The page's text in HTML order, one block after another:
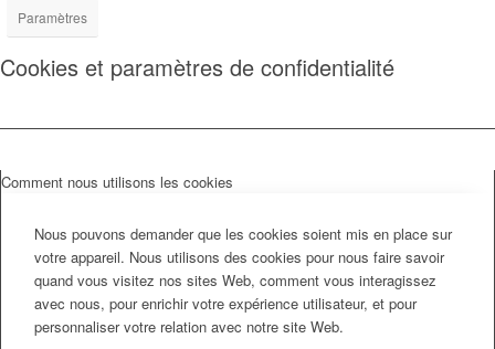
Paramètres
Cookies et paramètres de confidentialité
Comment nous utilisons les cookies
Nous pouvons demander que les cookies soient mis en place sur
votre appareil. Nous utilisons des cookies pour nous faire savoir
quand vous visitez nos sites Web, comment vous interagissez
avec nous, pour enrichir votre expérience utilisateur, et pour
personnaliser votre relation avec notre site Web.